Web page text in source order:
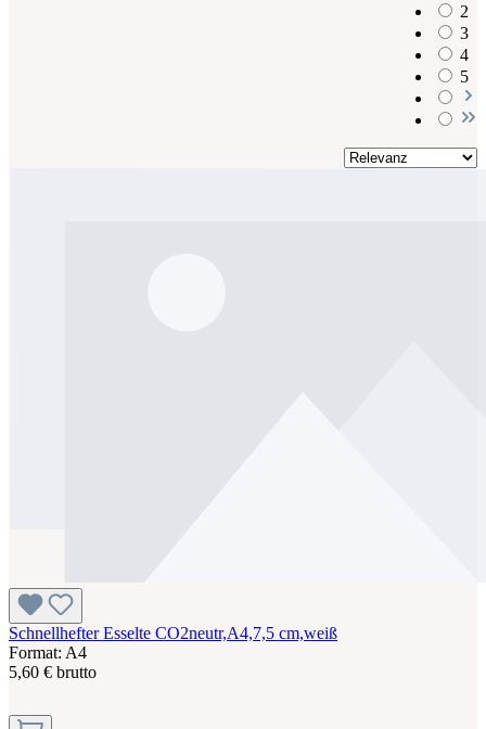
2
3
4
5
Schnellhefter Esselte CO2neutr,A4,7,5 cm,weiß
Format: A4
5,60 € brutto